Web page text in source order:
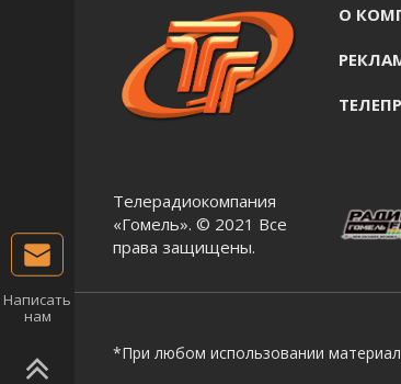
Телерадиокомпания
«Гомель». © 2021 Все
права защищены.
О
*При любом использовании
Написать
нам